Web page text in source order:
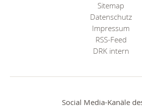
Sitemap
Datenschutz
Impressum
RSS-Feed
DRK intern
Social Media-Kanäle